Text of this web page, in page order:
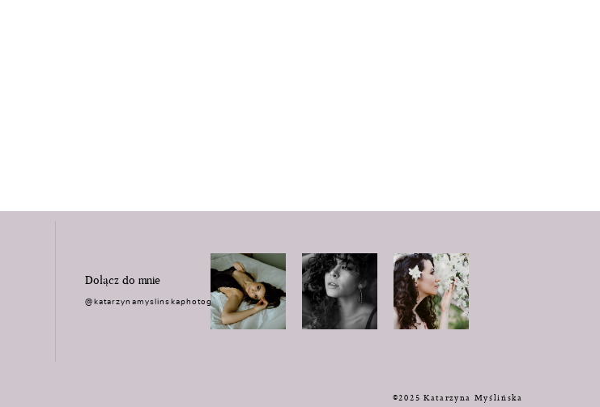
Dołącz do mnie
@katarzynamyslinskaphotography
©2025 Katarzyna Myślińska